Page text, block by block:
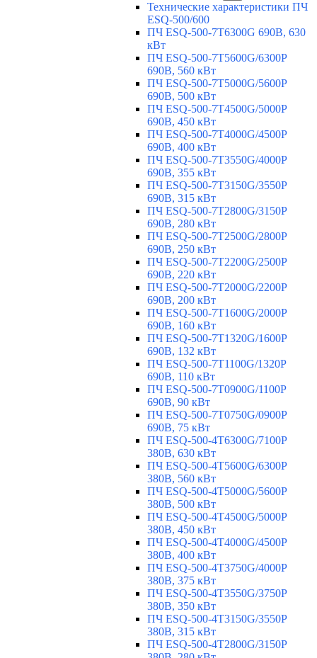
Технические характеристики ПЧ
ESQ-500/600
ПЧ ESQ-500-7T6300G 690В, 630
кВт
ПЧ ESQ-500-7T5600G/6300P
690В, 560 кВт
ПЧ ESQ-500-7T5000G/5600P
690В, 500 кВт
ПЧ ESQ-500-7T4500G/5000P
690В, 450 кВт
ПЧ ESQ-500-7T4000G/4500P
690В, 400 кВт
ПЧ ESQ-500-7T3550G/4000P
690В, 355 кВт
ПЧ ESQ-500-7T3150G/3550P
690В, 315 кВт
ПЧ ESQ-500-7T2800G/3150P
690В, 280 кВт
ПЧ ESQ-500-7T2500G/2800P
690В, 250 кВт
ПЧ ESQ-500-7T2200G/2500P
690В, 220 кВт
ПЧ ESQ-500-7T2000G/2200P
690В, 200 кВт
ПЧ ESQ-500-7T1600G/2000P
690В, 160 кВт
ПЧ ESQ-500-7T1320G/1600P
690В, 132 кВт
ПЧ ESQ-500-7T1100G/1320P
690В, 110 кВт
ПЧ ESQ-500-7T0900G/1100P
690В, 90 кВт
ПЧ ESQ-500-7T0750G/0900P
690В, 75 кВт
ПЧ ESQ-500-4T6300G/7100P
380В, 630 кВт
ПЧ ESQ-500-4T5600G/6300P
380В, 560 кВт
ПЧ ESQ-500-4T5000G/5600P
380В, 500 кВт
ПЧ ESQ-500-4T4500G/5000P
380В, 450 кВт
ПЧ ESQ-500-4T4000G/4500P
380В, 400 кВт
ПЧ ESQ-500-4T3750G/4000P
380В, 375 кВт
ПЧ ESQ-500-4T3550G/3750P
380В, 350 кВт
ПЧ ESQ-500-4T3150G/3550P
380В, 315 кВт
ПЧ ESQ-500-4T2800G/3150P